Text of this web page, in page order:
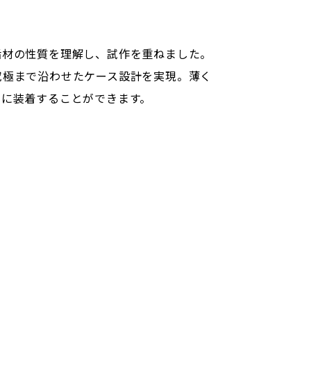
の性質を理解し、試作を重ねました。
まで沿わせたケース設計を実現。薄く
着することができます。